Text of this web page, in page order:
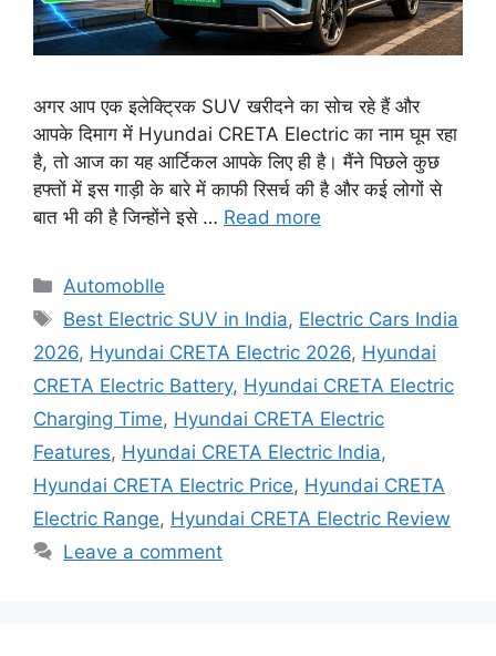
अगर आप एक इलेक्ट्रिक SUV खरीदने का सोच रहे हैं और
आपके दिमाग में Hyundai CRETA Electric का नाम घूम रहा
है, तो आज का यह आर्टिकल आपके लिए ही है। मैंने पिछले कुछ
हफ्तों में इस गाड़ी के बारे में काफी रिसर्च की है और कई लोगों से
बात भी की है जिन्होंने इसे … Read more
Automoblle
Best Electric SUV in India, Electric Cars India
2026, Hyundai CRETA Electric 2026, Hyundai
CRETA Electric Battery, Hyundai CRETA Electric
Charging Time, Hyundai CRETA Electric
Features, Hyundai CRETA Electric India,
Hyundai CRETA Electric Price, Hyundai CRETA
Electric Range, Hyundai CRETA Electric Review
Leave a comment